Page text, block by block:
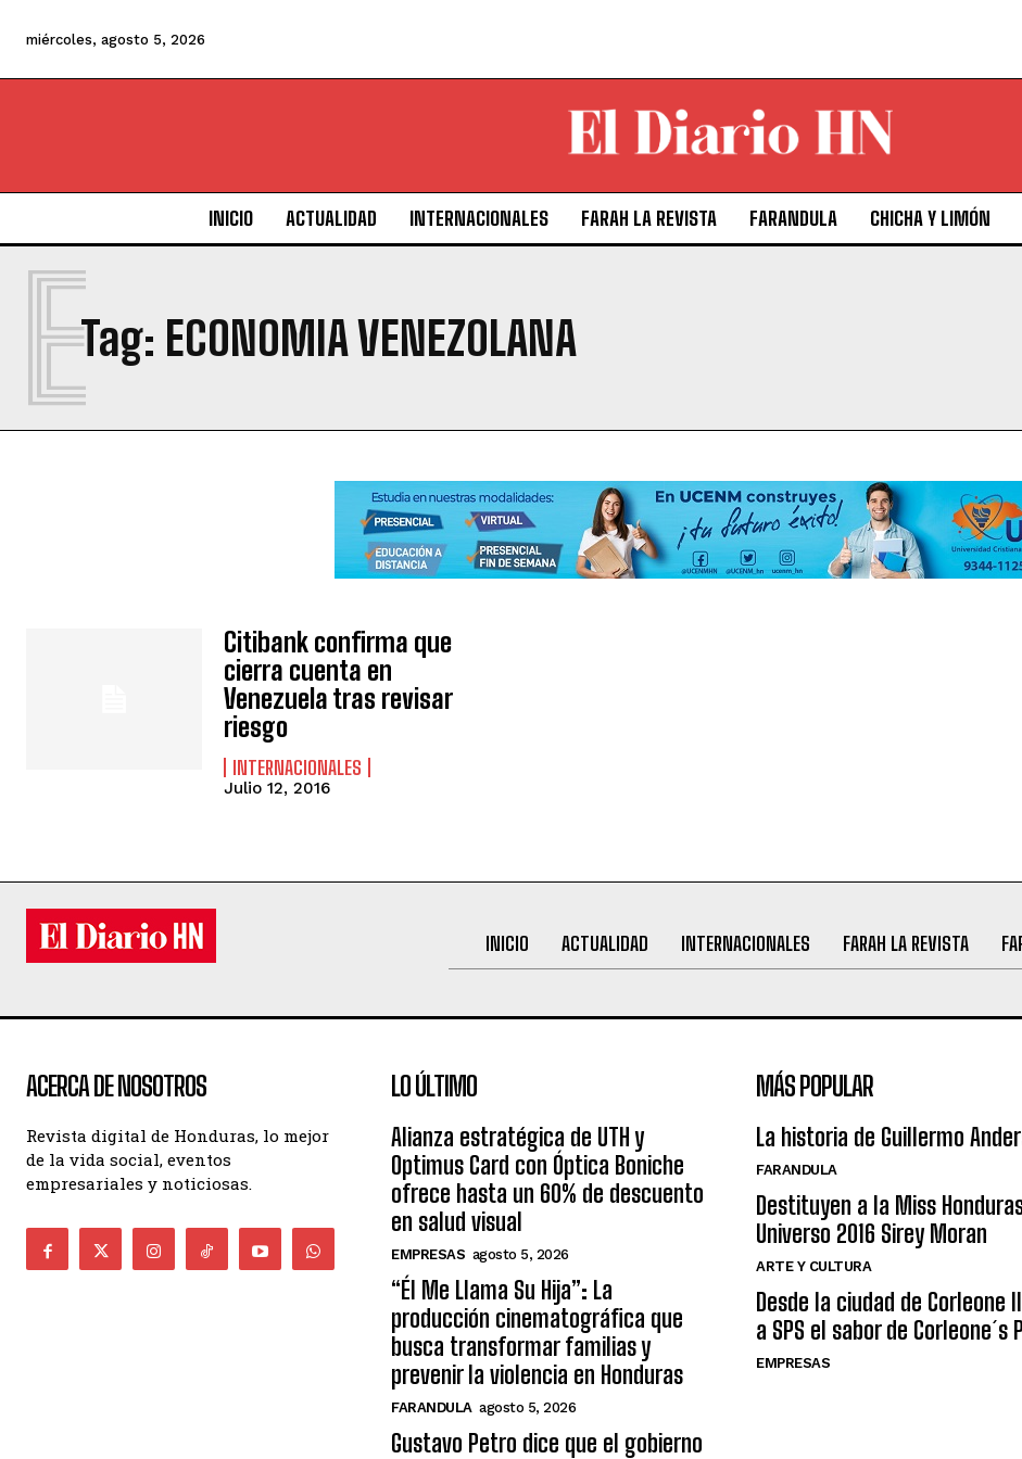
miércoles, agosto 5, 2026
INICIO ACTUALIDAD INTERNACIONALES FARAH LA REVISTA FARANDULA CHICHA Y LIMÓN
Tag: ECONOMIA VENEZOLANA
E
Citibank confirma que
cierra cuenta en
Venezuela tras revisar
riesgo
INTERNACIONALES
Julio 12, 2016
INICIO ACTUALIDAD INTERNACIONALES FARAH LA REVISTA
ACERCA DE NOSOTROS
Revista digital de Honduras, lo mejor
de la vida social, eventos
empresariales y noticiosas.
LO ÚLTIMO
Alianza estratégica de UTH y
Optimus Card con Óptica Boniche
ofrece hasta un 60% de descuento
en salud visual
EMPRESAS agosto 5, 2026
“Él Me Llama Su Hija”: La
producción cinematográfica que
busca transformar familias y
prevenir la violencia en Honduras
FARANDULA agosto 5, 2026
Gustavo Petro dice que el gobierno
MÁS POPULAR
La historia de Guillermo
FARANDULA
Destituyen a la Miss
Universo 2016 Sirey Moran
ARTE Y CULTURA
Desde la ciudad de Corleone
a SPS el sabor de Corleone´s
EMPRESAS